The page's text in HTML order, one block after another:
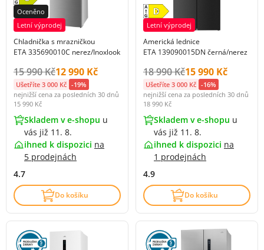
Oceněno
Letní výprodej
Chladnička s mrazničkou
ETA 335690010C nerez/Inoxlook
Původní cena s DPH:
15 990 KčCena s DPH:
12 990 Kč
Ušetříte 3 000 Kč -19%
nejnižší cena za posledních 30 dnů
15 990 Kč
Skladem v e-shopu u
vás již 11. 8.
ihned k dispozici na
5 prodejnách
4.7
Do košíku
Letní výprodej
Americká lednice
ETA 139090015DN černá/nerez
Původní cena s DPH:
18 990 KčCena s DPH:
15 990 Kč
Ušetříte 3 000 Kč -16%
nejnižší cena za posledních 30 dnů
18 990 Kč
Skladem v e-shopu u
vás již 11. 8.
ihned k dispozici na
1 prodejnách
4.9
Do košíku